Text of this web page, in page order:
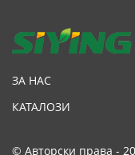
ЗА НАС
КАТАЛОЗИ
© Авторски права -